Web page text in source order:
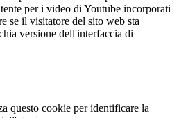
per i video di Youtube incorporati
se il visitatore del sito web sta
versione dell'interfaccia di
questo cookie per identificare la